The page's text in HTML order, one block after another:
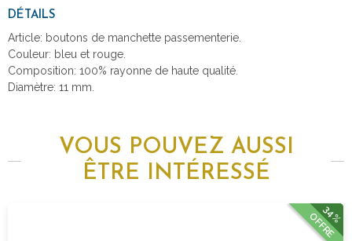
DÉTAILS
Article: boutons de manchette passementerie.
Couleur: bleu et rouge.
Composition: 100% rayonne de haute qualité.
Diamètre: 11 mm.
VOUS POUVEZ AUSSI
ÊTRE INTÉRESSÉ
34%
OFFRE